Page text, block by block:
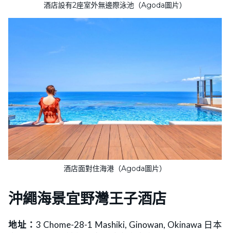
酒店設有2座室外無邊際泳池（Agoda圖片）
酒店面對住海港（Agoda圖片）
沖繩海景宜野灣王子酒店
地址：3 Chome-28-1 Mashiki, Ginowan, Okinawa 日本